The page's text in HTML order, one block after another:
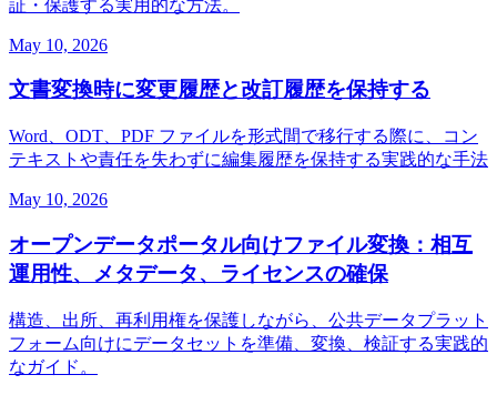
証・保護する実用的な方法。
May 10, 2026
文書変換時に変更履歴と改訂履歴を保持する
Word、ODT、PDF ファイルを形式間で移行する際に、コン
テキストや責任を失わずに編集履歴を保持する実践的な手法
May 10, 2026
オープンデータポータル向けファイル変換：相互
運用性、メタデータ、ライセンスの確保
構造、出所、再利用権を保護しながら、公共データプラット
フォーム向けにデータセットを準備、変換、検証する実践的
なガイド。